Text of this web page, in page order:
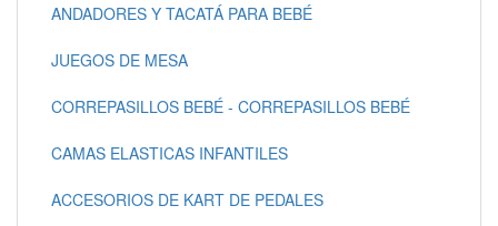
ANDADORES Y TACATÁ PARA BEBÉ
JUEGOS DE MESA
CORREPASILLOS BEBÉ - CORREPASILLOS BEBÉ
CAMAS ELASTICAS INFANTILES
ACCESORIOS DE KART DE PEDALES